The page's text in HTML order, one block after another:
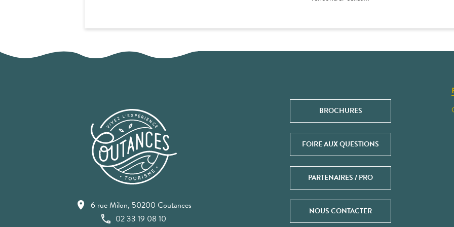
6 rue Milon, 50200 Coutances
02 33 19 08 10
BROCHURES
FOIRE AUX QUESTIONS
PARTENAIRES / PRO
NOUS CONTACTER